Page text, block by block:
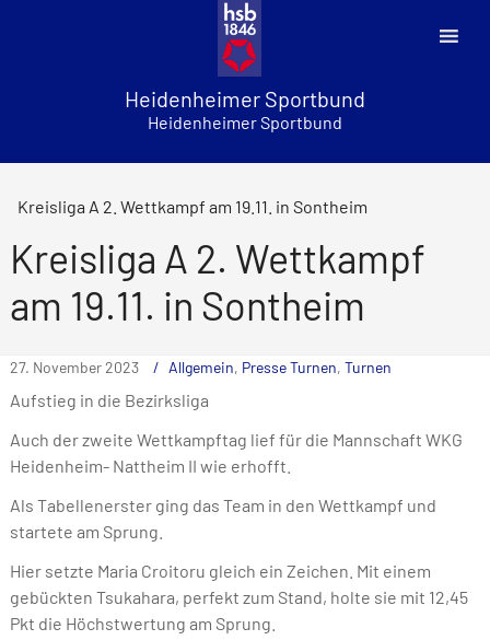
Heidenheimer Sportbund
Heidenheimer Sportbund
Kreisliga A 2. Wettkampf am 19.11. in Sontheim
Kreisliga A 2. Wettkampf
am 19.11. in Sontheim
27. November 2023 Allgemein, Presse Turnen, Turnen
Aufstieg in die Bezirksliga
Auch der zweite Wettkampftag lief für die Mannschaft WKG
Heidenheim- Nattheim II wie erhofft.
Als Tabellenerster ging das Team in den Wettkampf und
startete am Sprung.
Hier setzte Maria Croitoru gleich ein Zeichen. Mit einem
gebückten Tsukahara, perfekt zum Stand, holte sie mit 12,45
Pkt die Höchstwertung am Sprung.